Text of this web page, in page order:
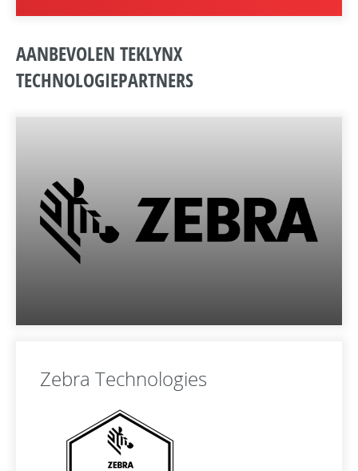
AANBEVOLEN TEKLYNX
TECHNOLOGIEPARTNERS
Zebra Technologies